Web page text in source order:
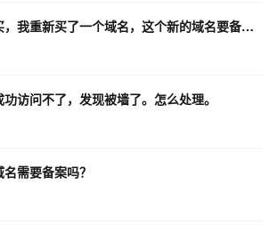
域名进行交易被购买，我重新买了一个域名，这个新的域名要备案吗？原来已备案的网站是取消接入/注销网站？
访问不了，发现被墙了。怎么处理。
需要备案吗？